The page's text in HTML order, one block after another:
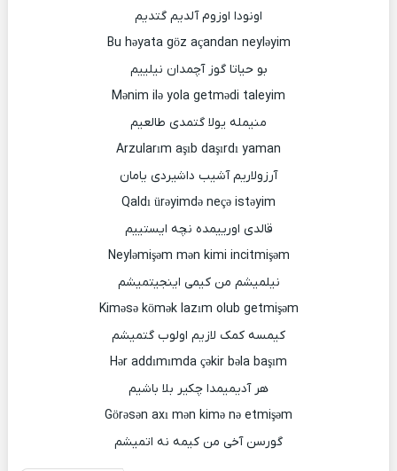
اونودا اوزوم آلدیم گتدیم
Bu həyata göz açandan neyləyim
بو حیاتا گوز آچمدان نیلییم
Mənim ilə yola getmədi taleyim
منیمله یولا گتمدی طالعیم
Arzularım aşıb daşırdı yaman
آرزولاریم آشیب داشیردی یامان
Qaldı ürəyimdə neçə istəyim
قالدی اورییمده نچه ایستییم
Neyləmişəm mən kimi incitmişəm
نیلمیشم من کیمی اینجیتمیشم
Kiməsə kömək lazım olub getmişəm
کیمسه کمک لازیم اولوب گتمیشم
Hər addımımda çəkir bəla başım
هر آدیمیمدا چکیر بلا باشیم
Görəsən axı mən kimə nə etmişəm
گورسن آخی من کیمه نه اتمیشم